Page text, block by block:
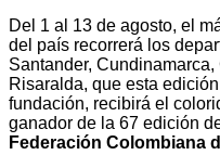
Del 1 al 13 de agosto, el
del país recorrerá los
Santander,
Risaralda, que esta
fundación, recibirá el
ganador de la 67 edición
Federación Colombiana